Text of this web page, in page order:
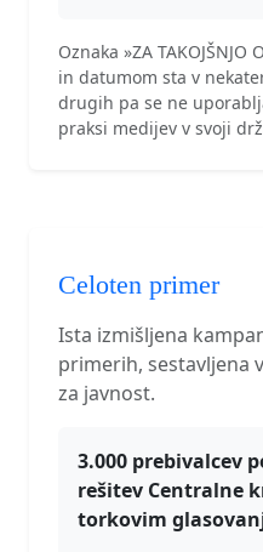
Oznaka »ZA
in datumom sta v
drugih pa se ne
praksi medijev v svoji
Celoten primer
Ista izmišljena
primerih, sestavljena
za javnost.
3.000 prebivalcev
rešitev Centralne
torkovim